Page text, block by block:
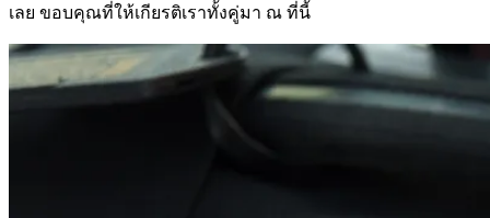
เลย ขอบคุณที่ให้เกียรติเราทั้งคู่มา ณ ที่นี้